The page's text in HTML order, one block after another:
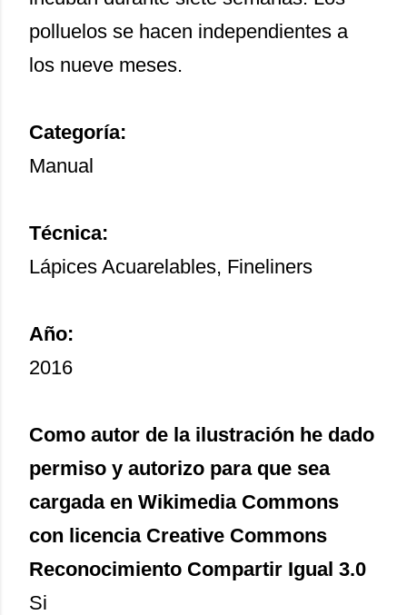
polluelos se hacen independientes a
los nueve meses.
Categoría:
Manual
Técnica:
Lápices Acuarelables, Fineliners
Año:
2016
Como autor de la ilustración he dado
permiso y autorizo para que sea
cargada en Wikimedia Commons
con licencia Creative Commons
Reconocimiento Compartir Igual 3.0
Si